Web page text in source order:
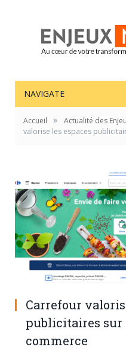
NAVIGATE
Accueil » Actualité des
valorise les espaces
Carrefour
publicitaires sur
commerce